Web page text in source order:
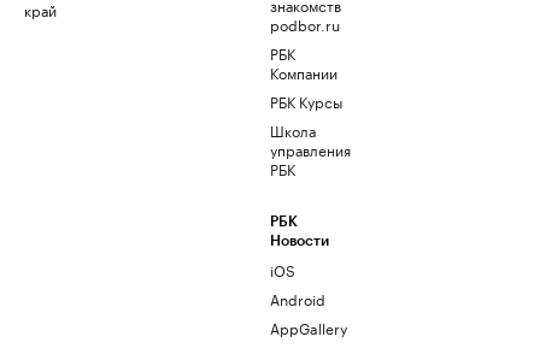
край
podbor.ru
РБК
Компании
РБК Курсы
Школа
управления
РБК
РБК
Новости
iOS
Android
AppGallery